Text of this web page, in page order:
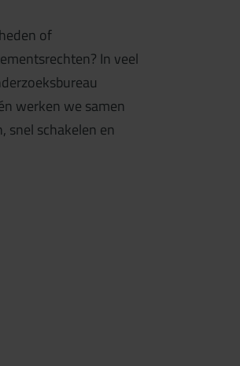
of
In veel
werken we samen
snel schakelen en